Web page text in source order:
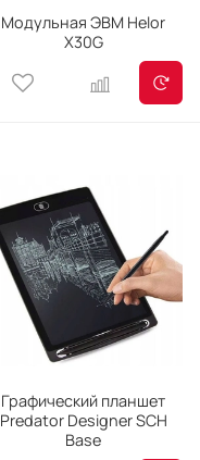
Модульная ЭВМ Helor
X30G
Графический планшет
Predator Designer SCH
Base